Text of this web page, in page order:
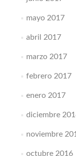
mayo 2017
abril 2017
marzo 2017
febrero 2017
enero 2017
diciembre
noviembre
octubre 2016